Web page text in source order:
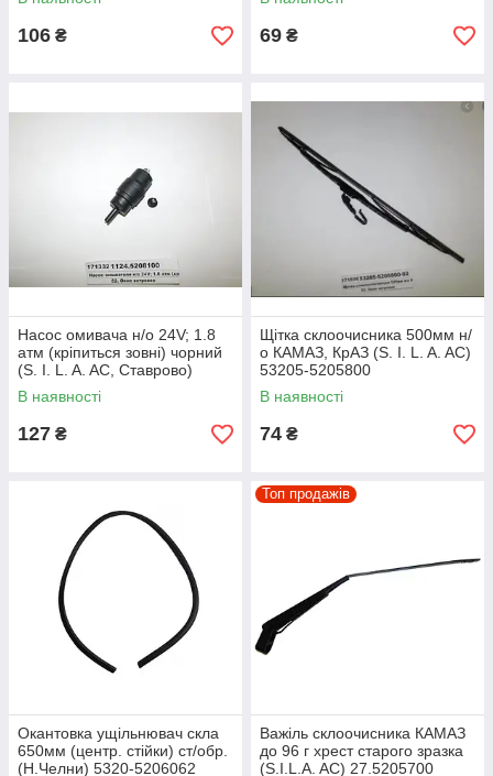
106 ₴ 69 ₴
Насос омивача н/о 24V; 1.8
атм (кріпиться зовні) чорний
(S. I. L. A. AC, Ставрово)
1124.5208100
В наявності
127 ₴
Щітка склоочисника 500мм н/
о КАМАЗ, КрАЗ (S. I. L. A. AC)
53205-5205800
В наявності
74 ₴
Окантовка ущільнювач скла
650мм (центр. стійки) ст/обр.
(Н.Челни) 5320-5206062
Топ продажів
Важіль склоочисника КАМАЗ
до 96 г хрест старого зразка
(S.I.L.A. AC) 27.5205700